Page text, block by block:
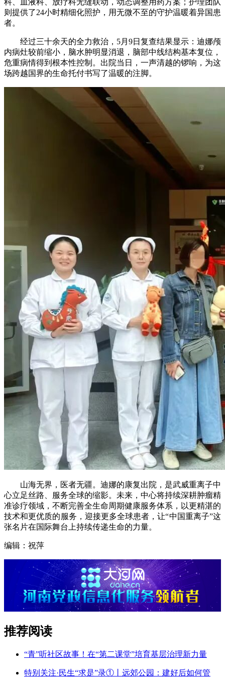
科、血液科、放疗科无缝联动，动态调整用药方案；护理团队
则提供了24小时精细化照护，用无微不至的守护温暖着异国患
者。
经过三十余天的全力救治，5月9日复查结果显示：迪娜颅
内病灶较前缩小，脑水肿明显消退，脑部中线结构基本复位，
危重病情得到根本性控制。出院当日，一声清越的锣响，为这
场跨越国界的生命托付书写了温暖的注脚。
山海无界，医者无疆。迪娜的康复出院，是武威重离子中
心立足丝路、服务全球的缩影。未来，中心将持续深耕肿瘤精
准诊疗领域，不断完善全生命周期健康服务体系，以更精湛的
技术和更优质的服务，迎接更多全球患者，让“中国重离子”这
张名片在国际舞台上持续传递生命的力量。
编辑：祝萍
推荐阅读
“青”听社区故事！在“第二课堂”培育基层治理新力量
特别关注·民生“求是”录①丨远郊公园：建好后如何管